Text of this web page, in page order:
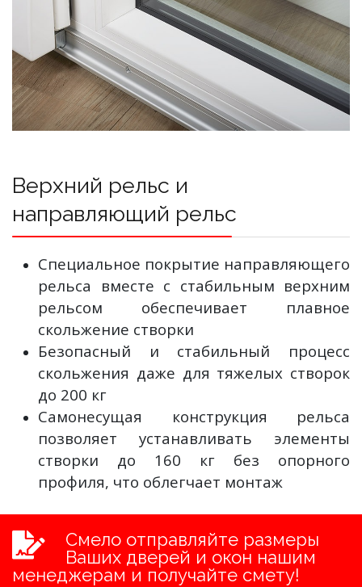
Верхний рельс и
направляющий рельс
Специальное покрытие направляющего
рельса вместе с стабильным верхним
рельсом обеспечивает плавное
скольжение створки
Безопасный и стабильный процесс
скольжения даже для тяжелых створок
до 200 кг
Самонесущая конструкция рельса
позволяет устанавливать элементы
створки до 160 кг без опорного
профиля, что облегчает монтаж
Смело отправляйте размеры
Ваших дверей и окон нашим
менеджерам и получайте смету!